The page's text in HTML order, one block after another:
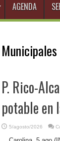
AGENDA
Municipales
P. Rico-
potable en
5/agosto/2026